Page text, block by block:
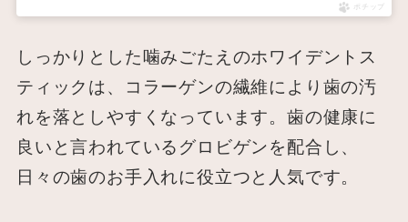
ポチップ
しっかりとした噛みごたえのホワイデントス
ティックは、コラーゲンの繊維により歯の汚
れを落としやすくなっています。歯の健康に
良いと言われているグロビゲンを配合し、
日々の歯のお手入れに役立つと人気です。